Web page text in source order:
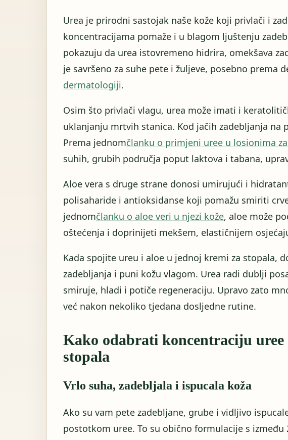
Urea je prirodni sastojak naše kože koji privlači i
koncentracijama pomaže i u blagom ljuštenju
pokazuju da urea istovremeno hidrira, omekšava
je savršeno za suhe pete i žuljeve, posebno prema
dermatologiji.
Osim što privlači vlagu, urea može imati i
uklanjanju mrtvih stanica. Kod jačih zadebljanja na
Prema jednomčlanku o primjeni uree u losionima
suhih, grubih područja poput laktova i tabana,
Aloe vera s druge strane donosi umirujući i
polisaharide i antioksidanse koji pomažu smiriti
jednomčlanku o aloe veri u njezi kože, aloe može
oštećenja i doprinijeti mekšem, elastičnijem
Kada spojite ureu i aloe u jednoj kremi za stopala,
zadebljanja i puni kožu vlagom. Urea radi dublji
smiruje, hladi i potiče regeneraciju. Upravo zato
već nakon nekoliko tjedana dosljedne rutine.
Kako odabrati koncentraciju uree
stopala
Vrlo suha, zadebljala i ispucala koža
Ako su vam pete zadebljane, grube i vidljivo
postotkom uree. To su obično formulacije s između